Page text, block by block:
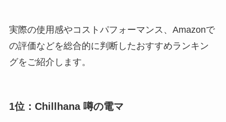
実際の使用感やコストパフォーマンス、Amazonで
の評価などを総合的に判断したおすすめランキン
グをご紹介します。
1位：Chillhana 噂の電マ